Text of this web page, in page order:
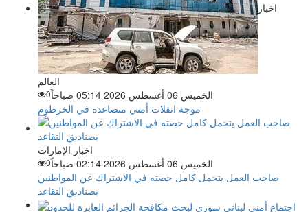
اخبار
العالم
الخميس 06 أغسطس 2026 05:14 صباحاً
0
موجة انفلات أمني متصاعدة في الخرطوم
اخبار الإمارات
الخميس 06 أغسطس 2026 02:14 صباحاً
0
صاحب العمل يتحمل كامل حصته في الاشتراك عن المواطنين
بصناديق التقاعد